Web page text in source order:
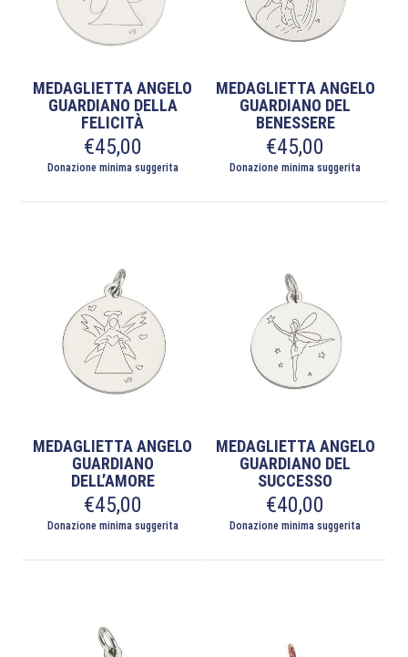
MEDAGLIETTA ANGELO
GUARDIANO DELLA
FELICITÀ
€45,00
Donazione minima suggerita
MEDAGLIETTA ANGELO
GUARDIANO DEL
BENESSERE
€45,00
Donazione minima suggerita
MEDAGLIETTA ANGELO
GUARDIANO
DELL’AMORE
€45,00
Donazione minima suggerita
MEDAGLIETTA ANGELO
GUARDIANO DEL
SUCCESSO
€40,00
Donazione minima suggerita